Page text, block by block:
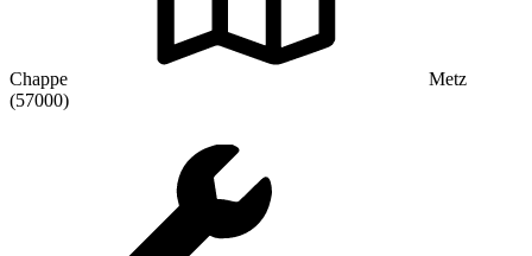
Chappe
Metz
(57000)